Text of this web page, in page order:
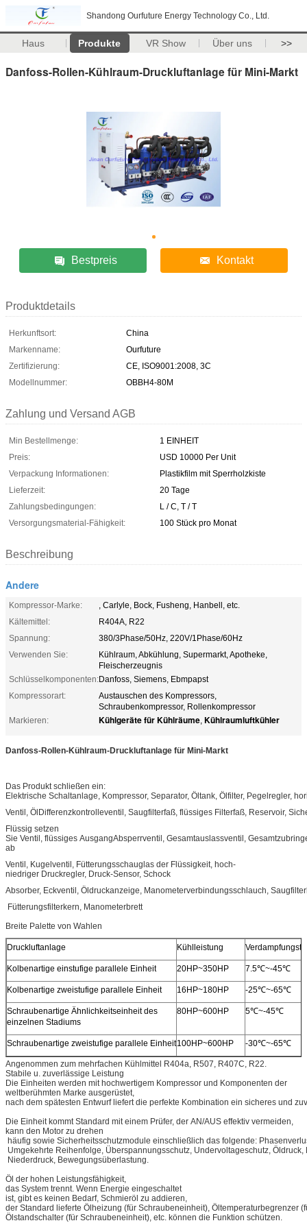
Shandong Ourfuture Energy Technology Co., Ltd.
Haus Produkte VR Show Über uns >>
Danfoss-Rollen-Kühlraum-Druckluftanlage für Mini-Markt
Bestpreis Kontakt
Produktdetails
Herkunftsort:
China
Markenname:
Ourfuture
Zertifizierung:
CE, ISO9001:2008, 3C
Modellnummer:
OBBH4-80M
Zahlung und Versand AGB
Min Bestellmenge:
1 EINHEIT
Preis:
USD 10000 Per Unit
Verpackung Informationen:
Plastikfilm mit Sperrholzkiste
Lieferzeit:
20 Tage
Zahlungsbedingungen:
L / C, T / T
Versorgungsmaterial-Fähigkeit:
100 Stück pro Monat
Beschreibung
Andere
Kompressor-Marke:
, Carlyle, Bock, Fusheng, Hanbell, etc.
Kältemittel:
R404A, R22
Spannung:
380/3Phase/50Hz, 220V/1Phase/60Hz
Verwenden Sie:
Kühlraum, Abkühlung, Supermarkt, Apotheke,
Fleischerzeugnis
Schlüsselkomponenten:Danfoss, Siemens, Ebmpapst
Kompressorart:
Austauschen des Kompressors,
Schraubenkompressor, Rollenkompressor
Markieren:
Kühlgeräte für Kühlräume, Kühlraumluftkühler
Danfoss-Rollen-Kühlraum-Druckluftanlage für Mini-Markt
Das Produkt schließen ein:
Elektrische Schaltanlage, Kompressor, Separator, Öltank, Ölfilter, Pegelregler,
Ventil, ÖlDifferenzkontrolleventil, Saugfilterfaß, flüssiges Filterfaß, Reservoir,
Flüssig setzen
Sie Ventil, flüssiges AusgangAbsperrventil, Gesamtauslassventil,
ab
Ventil, Kugelventil, Fütterungsschauglas der Flüssigkeit, hoch-
niedriger Druckregler, Druck-Sensor, Schock
Absorber, Eckventil, Öldruckanzeige, Manometerverbindungsschlauch,
Fütterungsfilterkern, Manometerbrett
Breite Palette von Wahlen
Druckluftanlage Kühlleistung
Kolbenartige einstufige parallele Einheit 20HP~350HP 7.5℃~-45℃
Kolbenartige zweistufige parallele Einheit 16HP~180HP -25℃~-65℃
Schraubenartige Ähnlichkeitseinheit des
einzelnen Stadiums
80HP~600HP 5℃~-45℃
Schraubenartige zweistufige parallele Einheit100HP~600HP -30℃~-65℃
Angenommen zum mehrfachen Kühlmittel R404a, R507, R407C, R22.
Stabile u. zuverlässige Leistung
Die Einheiten werden mit hochwertigem Kompressor und Komponenten der
weltberühmten Marke ausgerüstet,
nach dem spätesten Entwurf liefert die perfekte Kombination ein sicheres und
Die Einheit kommt Standard mit einem Prüfer, der AN/AUS effektiv vermeiden,
kann den Motor zu drehen
häufig sowie Sicherheitsschutzmodule einschließlich das folgende:
Umgekehrte Reihenfolge, Überspannungsschutz, Undervoltageschutz, Öldruck,
Niederdruck, Bewegungsüberlastung.
Öl der hohen Leistungsfähigkeit,
das System trennt. Wenn Energie eingeschaltet
ist, gibt es keinen Bedarf, Schmieröl zu addieren,
der Standard lieferte Ölheizung (für Schraubeneinheit), Öltemperaturbegrenzer
Ölstandschalter (für Schraubeneinheit), etc. können die Funktion schützen.